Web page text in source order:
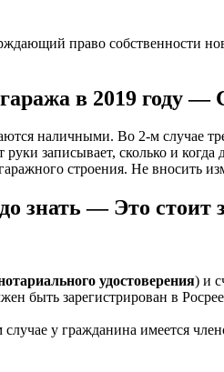
право собственности
в 2019 году
наличными. Во 2-м случае
руки записывает, сколько и когда
строения. Не вносить
знать — Это стоит
удостоверения) и
быть зарегистрирован в
у гражданина имеется